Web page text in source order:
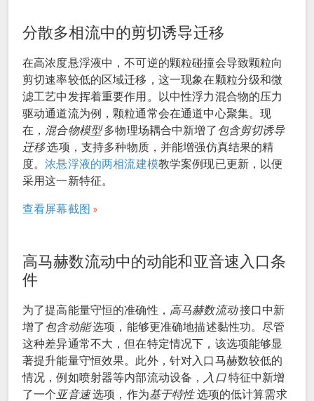
分散多相流中的剪切诱导迁移
在高浓度悬浮液中，不可逆的颗粒碰撞会导致颗粒向
剪切速率较低的区域迁移，这一现象在颗粒分级和微
滤工艺中发挥着重要作用。以中性浮力混合物的压力
驱动通道流为例，颗粒通常会在通道中心聚集。现
在， 混合物模型多物理场耦合中新增了包含剪切诱导
迁移选项，支持多种物质，并能增强仿真结果的精
度。浓悬浮液的两相流建模教学案例现已更新，以便
采用这一新特征。
查看屏幕截图
高马赫数流动中的动能和亚音速入口条
件
为了提高能量守恒的准确性， 高马赫数流动接口中新
增了包含动能选项，能够更准确地描述黏性功。尽管
这种差异通常不大，但在特定情况下，该选项能够显
著提升能量守恒效果。此外，针对入口马赫数较低的
情况，例如喷射器等内部流动设备， 入口特征中新增
了一个 亚音速选项，作为基于特性选项的低计算需求